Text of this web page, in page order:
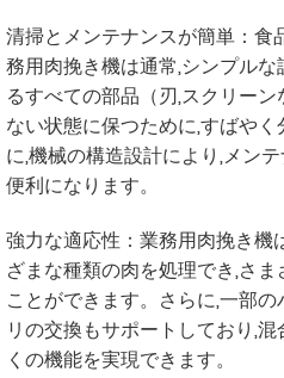
清掃とメンテナンスが簡単：食
務用肉挽き機は通常,シンプル
るすべての部品（刃,スクリー
ない状態に保つために,すばや
に,機械の構造設計により,メン
便利になります。
強力な適応性：業務用肉挽き機
ざまな種類の肉を処理でき,さ
ことができます。さらに,一部
リの交換もサポートしており,
くの機能を実現できます。